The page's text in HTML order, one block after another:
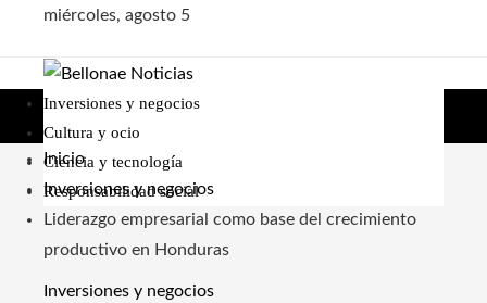
miércoles, agosto 5
Inversiones y negocios
Cultura y ocio
Ciencia y tecnología
Responsabilidad social
Inicio
Inversiones y negocios
Liderazgo empresarial como base del crecimiento
productivo en Honduras
Inversiones y negocios